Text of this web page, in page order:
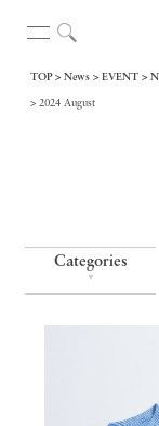
TOP News EVENT
2024 August
Categories
▼